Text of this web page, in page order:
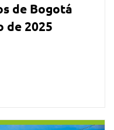
de Bogotá
de 2025